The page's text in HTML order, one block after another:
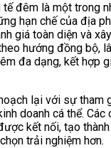
tế đêm là một trong
hạn chế của địa
giá toàn diện và
hướng đồng bộ,
đa dạng, kết hợp
lại với sự tham
doanh cá thể. Các
kết nối, tạo
trải nghiệm hơn.